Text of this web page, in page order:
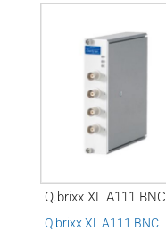
Q.brixx XL A111 BNC
Q.brixx XL A111 BNC